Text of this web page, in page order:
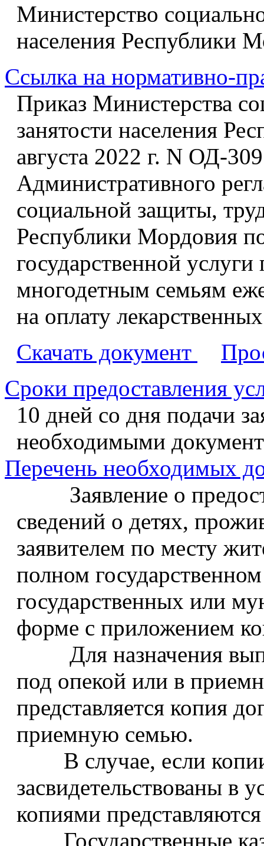
Министерство
населения Республики
Ссылка на нормативно-
Приказ Министерства
занятости населения
августа 2022 г. N ОД-
Административного
социальной защиты,
Республики Мордовия
государственной
многодетным семьям
на оплату
Скачать документ
Сроки предоставления
10 дней со дня подачи
необходимыми
Перечень необходимых
Заявление о
сведений о детях,
заявителем по месту
полном
государственных или
форме с приложением
Для назначения
под опекой или в
представляется копия
приемную семью.
В случае, если
засвидетельствованы в
копиями
Государственные